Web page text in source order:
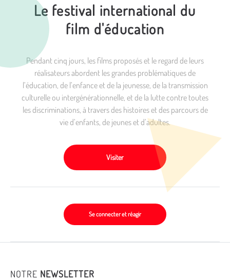
Le festival international du
film d'éducation
Pendant cinq jours, les films proposés et le regard de leurs
réalisateurs abordent les grandes problématiques de
l’éducation, de l’enfance et de la jeunesse, de la transmission
culturelle ou intergénérationnelle, et de la lutte contre toutes
les discriminations, à travers des histoires et des parcours de
vie d’enfants, de jeunes et d’adultes.
Visiter
Se connecter et réagir
NOTRE NEWSLETTER